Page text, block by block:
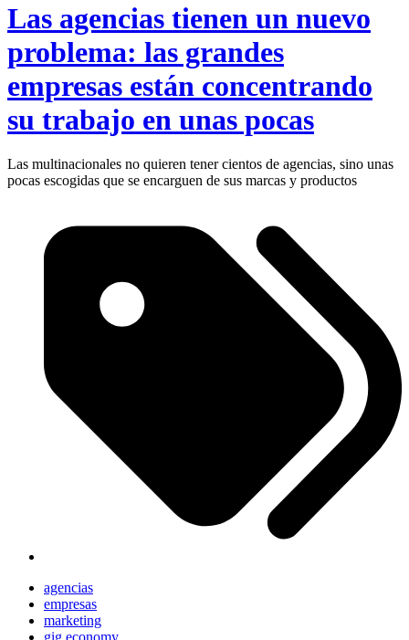
Las agencias tienen un nuevo
problema: las grandes
empresas están concentrando
su trabajo en unas pocas
Las multinacionales no quieren tener cientos de agencias, sino unas
pocas escogidas que se encarguen de sus marcas y productos
agencias
empresas
marketing
gig economy